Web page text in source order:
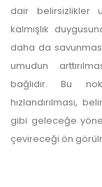
dair belirsizlikler
kalmışlık
daha da
umudun
bağlıdır. Bu
hızlandırılması,
gibi geleceğe
çevireceği ön